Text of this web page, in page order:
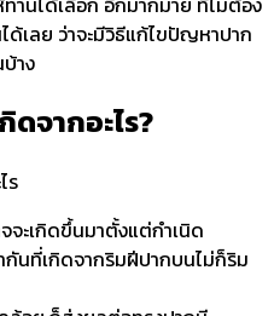
เลย ว่าจะมีวิธีแก้ไขปัญหาปาก
าง
ดจากอะไร?
จะเกิดขึ้นมาตั้งแต่กำเนิด
กันที่เกิดจากริมฝีปากบนไม่ก็ริม